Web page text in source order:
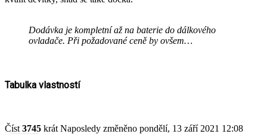
Dodávka je kompletní až na baterie do dálkového
ovladače. Při požadované ceně by ovšem…
Tabulka vlastností
Číst 3745 krát Naposledy změněno pondělí, 13 září 2021 12:08